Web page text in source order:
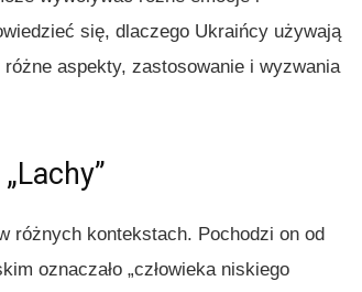
się, dlaczego Ukraińcy używają
aspekty, zastosowanie i wyzwania
różnych kontekstach. Pochodzi on od
oznaczało „człowieka niskiego